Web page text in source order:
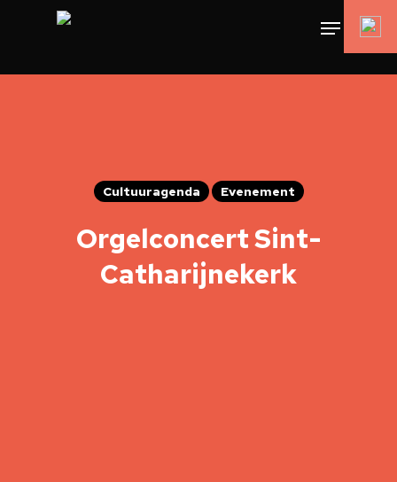
Cultuuragenda Evenement
Orgelconcert Sint-
Catharijnekerk